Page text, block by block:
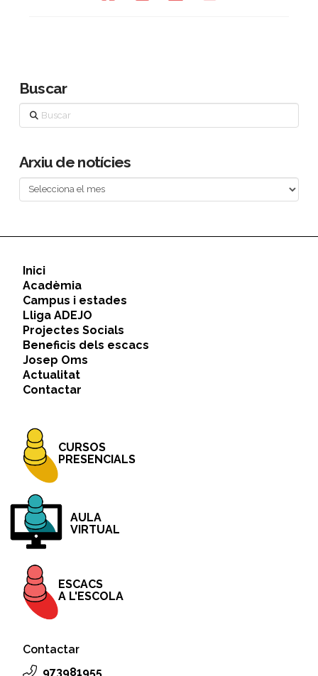
Buscar
Buscar
Arxiu de notícies
Arxiu
de
Inici
Acadèmia
Campus i estades
Lliga ADEJO
Projectes Socials
Beneficis dels escacs
Josep Oms
Actualitat
Contactar
CURSOS
PRESENCIALS
AULA
VIRTUAL
ESCACS
A L'ESCOLA
Contactar
973981955